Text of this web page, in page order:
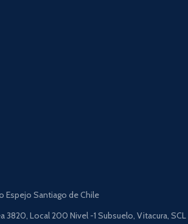
Espejo Santiago de Chile
3820, Local 200 Nivel -1 Subsuelo, Vitacura, SCL